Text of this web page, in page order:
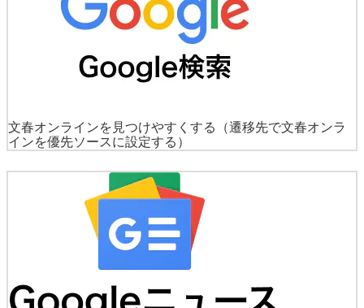
文春オンラインを見つけやすくする
（遷移先で文春オンラ
インを優先ソースに設定する）